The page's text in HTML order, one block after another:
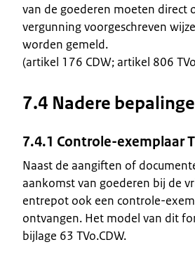
van de goederen moeten direct
vergunning voorgeschreven
worden gemeld.
(artikel 176 CDW; artikel 806
7.4 Nadere
7.4.1 Controle-exemplaar
Naast de aangiften of
aankomst van goederen bij de
entrepot ook een controle-
ontvangen. Het model van dit
bijlage 63 TVo.CDW.